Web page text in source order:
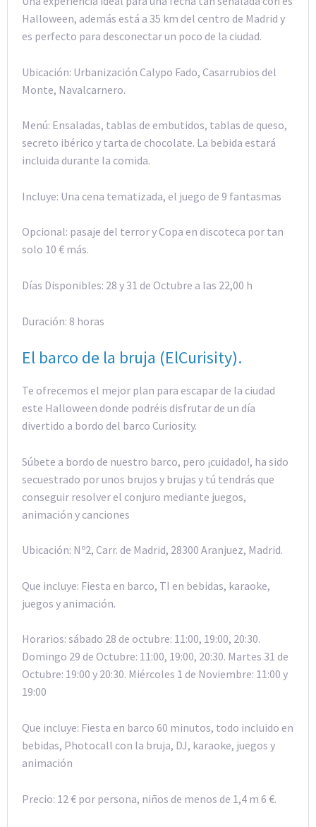
Halloween, además está a 35 km del centro de Madrid y
es perfecto para desconectar un poco de la ciudad.
Ubicación: Urbanización Calypo Fado, Casarrubios del
Monte, Navalcarnero.
Menú: Ensaladas, tablas de embutidos, tablas de queso,
secreto ibérico y tarta de chocolate. La bebida estará
incluida durante la comida.
Incluye: Una cena tematizada, el juego de 9 fantasmas
Opcional: pasaje del terror y Copa en discoteca por tan
solo 10 € más.
Días Disponibles: 28 y 31 de Octubre a las 22,00 h
Duración: 8 horas
El barco de la bruja (ElCurisity).
Te ofrecemos el mejor plan para escapar de la ciudad
este Halloween donde podréis disfrutar de un día
divertido a bordo del barco Curiosity.
Súbete a bordo de nuestro barco, pero ¡cuidado!, ha sido
secuestrado por unos brujos y brujas y tú tendrás que
conseguir resolver el conjuro mediante juegos,
animación y canciones
Ubicación: Nº2, Carr. de Madrid, 28300 Aranjuez, Madrid.
Que incluye: Fiesta en barco, TI en bebidas, karaoke,
juegos y animación.
Horarios: sábado 28 de octubre: 11:00, 19:00, 20:30.
Domingo 29 de Octubre: 11:00, 19:00, 20:30. Martes 31 de
Octubre: 19:00 y 20:30. Miércoles 1 de Noviembre: 11:00 y
19:00
Que incluye: Fiesta en barco 60 minutos, todo incluido en
bebidas, Photocall con la bruja, DJ, karaoke, juegos y
animación
Precio: 12 € por persona, niños de menos de 1,4 m 6 €.